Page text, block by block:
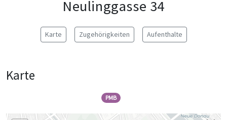
Neulinggasse 34
Karte Zugehörigkeiten Aufenthalte
Karte
PMB